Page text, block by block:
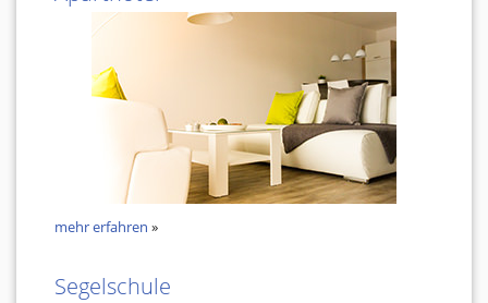
mehr erfahren »
Segelschule